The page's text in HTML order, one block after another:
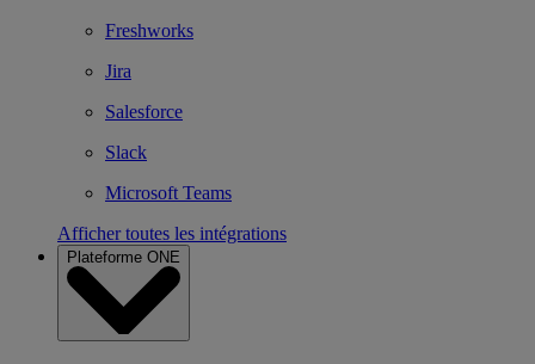
Freshworks
Jira
Salesforce
Slack
Microsoft Teams
Afficher toutes les intégrations
Plateforme ONE